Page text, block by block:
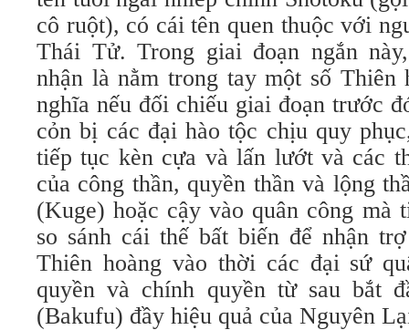
cô ruột), có cái tên quen thuộc với
Thái Tử. Trong giai đoạn ngắn
nhận là nằm trong tay một số
nghĩa nếu đối chiếu giai đoạn trước
cỏn bị các đại hào tộc chịu quy
tiếp tục kèn cựa và lấn lướt và các
của công thần, quyền thần và lộng
(Kuge) hoặc cậy vào quân công mà
so sánh cái thế bất biến để nhận
Thiên hoàng vào thời các đại sứ
quyền và chính quyền từ sau bắt
(Bakufu) đầy hiệu quả của Nguyên